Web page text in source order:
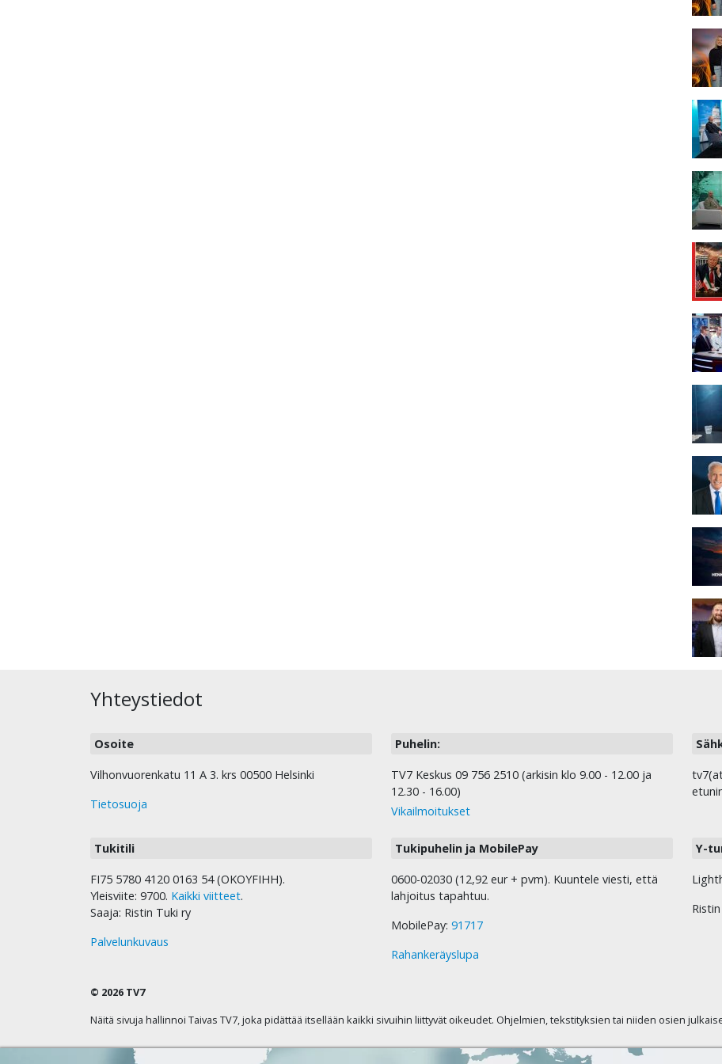
Yhteystiedot
Osoite
Vilhonvuorenkatu 11 A 3. krs 00500 Helsinki
Tietosuoja
Puhelin:
TV7 Keskus 09 756 2510 (arkisin klo 9.00 - 12.00 ja
12.30 - 16.00)
Vikailmoitukset
Tukitili
FI75 5780 4120 0163 54 (OKOYFIHH).
Yleisviite: 9700. Kaikki viitteet.
Saaja: Ristin Tuki ry
Palvelunkuvaus
Tukipuhelin ja MobilePay
0600-02030 (12,92 eur + pvm). Kuuntele viesti, että
lahjoitus tapahtuu.
MobilePay: 91717
Rahankeräyslupa
Y-
© 2026 TV7
Näitä sivuja hallinnoi Taivas TV7, joka pidättää itsellään kaikki sivuihin liittyvät oikeudet. Ohjelmien, tekstityksien tai niiden osien